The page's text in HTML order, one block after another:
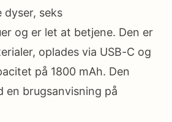
dyser, seks
og er let at betjene. Den er
oplades via USB-C og
på 1800 mAh. Den
en brugsanvisning på